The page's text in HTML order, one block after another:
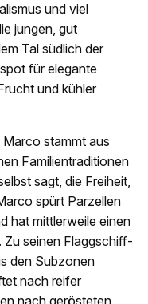
und viel
jungen, gut
Tal südlich der
für elegante
und kühler
stammt aus
Familientraditionen
sagt, die Freiheit,
spürt Parzellen
hat mittlerweile einen
Zu seinen Flaggschiff-
den Subzonen
nach reifer